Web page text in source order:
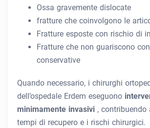
Ossa gravemente dislocate
fratture che coinvolgono le
Fratture esposte con rischio di
Fratture che non guariscono
conservative
Quando necessario, i chirurghi
dell’ospedale Erdem eseguono
minimamente invasivi , contribuendo
tempi di recupero e i rischi chirurgici.